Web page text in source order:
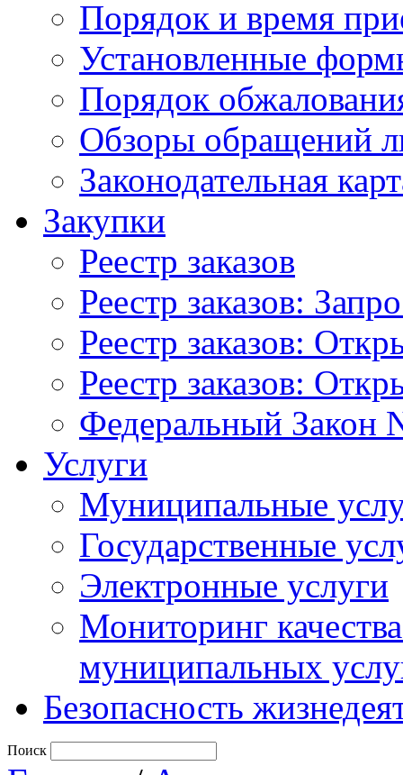
Порядок и время
Установленные
Порядок
Обзоры обращений
Законодательная
Закупки
Реестр заказов
Реестр заказов:
Реестр заказов:
Реестр заказов:
Федеральный Закон
Услуги
Муниципальные
Государственные
Электронные услуги
Мониторинг
муниципальных
Безопасность
Поиск